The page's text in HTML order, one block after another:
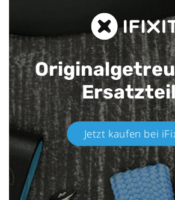
Jetzt kaufen bei